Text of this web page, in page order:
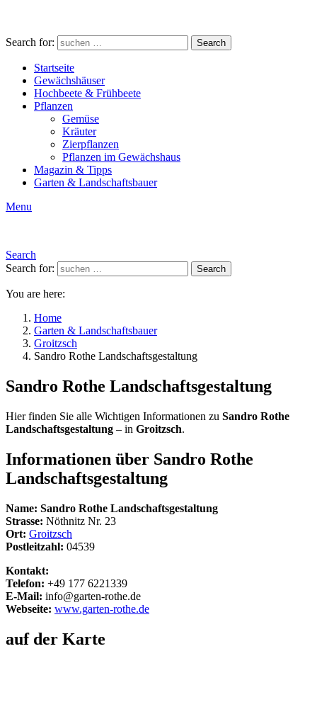
Search for: Search
Startseite
Gewächshäuser
Hochbeete & Frühbeete
Pflanzen
Gemüse
Kräuter
Zierpflanzen
Pflanzen im Gewächshaus
Magazin & Tipps
Garten & Landschaftsbauer
Menu
Search
Search for:
Search
You are here:
Home
Garten & Landschaftsbauer
Groitzsch
Sandro Rothe Landschaftsgestaltung
Sandro Rothe Landschaftsgestaltung
Hier finden Sie alle Wichtigen Informationen zu Sandro Rothe
Landschaftsgestaltung – in Groitzsch.
Informationen über Sandro Rothe
Landschaftsgestaltung
Name: Sandro Rothe Landschaftsgestaltung
Strasse: Nöthnitz Nr. 23
Ort: Groitzsch
Postleitzahl: 04539
Kontakt:
Telefon: +49 177 6221339
E-Mail: info@garten-rothe.de
Webseite: www.garten-rothe.de
auf der Karte